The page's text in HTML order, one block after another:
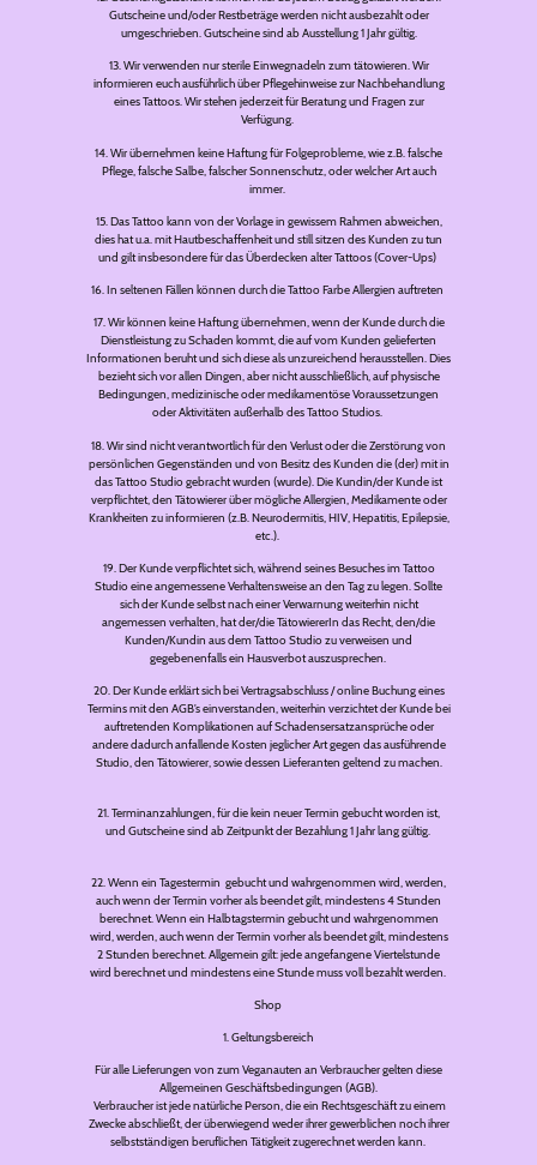
Gutscheine und/oder Restbeträge werden nicht ausbezahlt oder
umgeschrieben. Gutscheine sind ab Ausstellung 1 Jahr gültig.
13. Wir verwenden nur sterile Einwegnadeln zum tätowieren. Wir
informieren euch ausführlich über Pflegehinweise zur Nachbehandlung
eines Tattoos. Wir stehen jederzeit für Beratung und Fragen zur
Verfügung.
14. Wir übernehmen keine Haftung für Folgeprobleme, wie z.B. falsche
Pflege, falsche Salbe, falscher Sonnenschutz, oder welcher Art auch
immer.
15. Das Tattoo kann von der Vorlage in gewissem Rahmen abweichen,
dies hat u.a. mit Hautbeschaffenheit und still sitzen des Kunden zu tun
und gilt insbesondere für das Überdecken alter Tattoos (Cover-Ups)
16. In seltenen Fällen können durch die Tattoo Farbe Allergien auftreten
17. Wir können keine Haftung übernehmen, wenn der Kunde durch die
Dienstleistung zu Schaden kommt, die auf vom Kunden gelieferten
Informationen beruht und sich diese als unzureichend herausstellen. Dies
bezieht sich vor allen Dingen, aber nicht ausschließlich, auf physische
Bedingungen, medizinische oder medikamentöse Voraussetzungen
oder Aktivitäten außerhalb des Tattoo Studios.
18. Wir sind nicht verantwortlich für den Verlust oder die Zerstörung von
persönlichen Gegenständen und von Besitz des Kunden die (der) mit in
das Tattoo Studio gebracht wurden (wurde). Die Kundin/der Kunde ist
verpflichtet, den Tätowierer über mögliche Allergien, Medikamente oder
Krankheiten zu informieren (z.B. Neurodermitis, HIV, Hepatitis, Epilepsie,
etc.).
19. Der Kunde verpflichtet sich, während seines Besuches im Tattoo
Studio eine angemessene Verhaltensweise an den Tag zu legen. Sollte
sich der Kunde selbst nach einer Verwarnung weiterhin nicht
angemessen verhalten, hat der/die TätowiererIn das Recht, den/die
Kunden/Kundin aus dem Tattoo Studio zu verweisen und
gegebenenfalls ein Hausverbot auszusprechen.
20. Der Kunde erklärt sich bei Vertragsabschluss / online Buchung eines
Termins mit den AGB’s einverstanden, weiterhin verzichtet der Kunde bei
auftretenden Komplikationen auf Schadensersatzansprüche oder
andere dadurch anfallende Kosten jeglicher Art gegen das ausführende
Studio, den Tätowierer, sowie dessen Lieferanten geltend zu machen.
21. Terminanzahlungen, für die kein neuer Termin gebucht worden ist,
und Gutscheine sind ab Zeitpunkt der Bezahlung 1 Jahr lang gültig.
22. Wenn ein Tagestermin gebucht und wahrgenommen wird, werden,
auch wenn der Termin vorher als beendet gilt, mindestens 4 Stunden
berechnet. Wenn ein Halbtagstermin gebucht und wahrgenommen
wird, werden, auch wenn der Termin vorher als beendet gilt, mindestens
2 Stunden berechnet. Allgemein gilt: jede angefangene Viertelstunde
wird berechnet und mindestens eine Stunde muss voll bezahlt werden.
Shop
1. Geltungsbereich
Für alle Lieferungen von zum Veganauten an Verbraucher gelten diese
Allgemeinen Geschäftsbedingungen (AGB).
Verbraucher ist jede natürliche Person, die ein Rechtsgeschäft zu einem
Zwecke abschließt, der überwiegend weder ihrer gewerblichen noch ihrer
selbstständigen beruflichen Tätigkeit zugerechnet werden kann.